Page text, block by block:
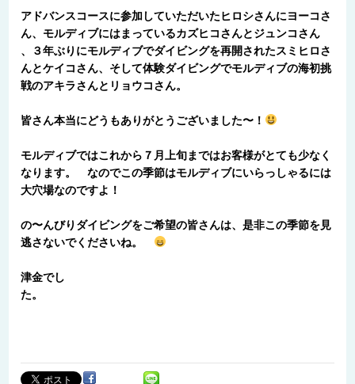
アドバンスコースに参加していただいたヒロシさんにヨーコさ
ん、モルディブにはまっているカズヒコさんとジュンコさん
、３年ぶりにモルディブでダイビングを再開されたスミヒロさ
んとケイコさん、そして体験ダイビングでモルディブの海初挑
戦のアキラさんとリョウコさん。
皆さん本当にどうもありがとうございました〜！
モルディブではこれから７月上旬まではお客様がとても少なく
なります。 なのでこの季節はモルディブにいらっしゃるには
大穴場なのですよ！
の〜んびりダイビングをご希望の皆さんは、是非この季節を見
逃さないでくださいね。
津金でし
た